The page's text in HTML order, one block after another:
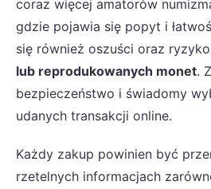
coraz więcej amatorów
gdzie pojawia się popyt i
się również oszuści oraz
lub reprodukowanych monet.
bezpieczeństwo i świadomy
udanych transakcji online.
Każdy zakup powinien być
rzetelnych informacjach